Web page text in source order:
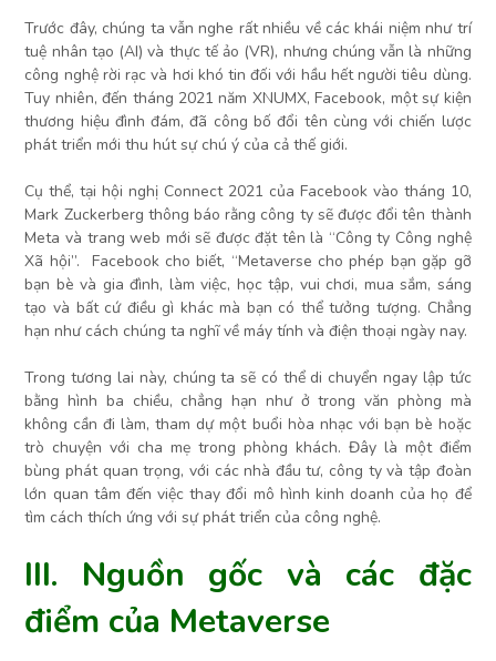
Trước đây, chúng ta vẫn nghe rất nhiều về các khái niệm như trí
tuệ nhân tạo (AI) và thực tế ảo (VR), nhưng chúng vẫn là những
công nghệ rời rạc và hơi khó tin đối với hầu hết người tiêu dùng.
Tuy nhiên, đến tháng 2021 năm XNUMX, Facebook, một sự kiện
thương hiệu đình đám, đã công bố đổi tên cùng với chiến lược
phát triển mới thu hút sự chú ý của cả thế giới.
Cụ thể, tại hội nghị Connect 2021 của Facebook vào tháng 10,
Mark Zuckerberg thông báo rằng công ty sẽ được đổi tên thành
Meta và trang web mới sẽ được đặt tên là “Công ty Công nghệ
Xã hội”. Facebook cho biết, “Metaverse cho phép bạn gặp gỡ
bạn bè và gia đình, làm việc, học tập, vui chơi, mua sắm, sáng
tạo và bất cứ điều gì khác mà bạn có thể tưởng tượng. Chẳng
hạn như cách chúng ta nghĩ về máy tính và điện thoại ngày nay.
Trong tương lai này, chúng ta sẽ có thể di chuyển ngay lập tức
bằng hình ba chiều, chẳng hạn như ở trong văn phòng mà
không cần đi làm, tham dự một buổi hòa nhạc với bạn bè hoặc
trò chuyện với cha mẹ trong phòng khách. Đây là một điểm
bùng phát quan trọng, với các nhà đầu tư, công ty và tập đoàn
lớn quan tâm đến việc thay đổi mô hình kinh doanh của họ để
tìm cách thích ứng với sự phát triển của công nghệ.
III. Nguồn gốc và các đặc
điểm của Metaverse